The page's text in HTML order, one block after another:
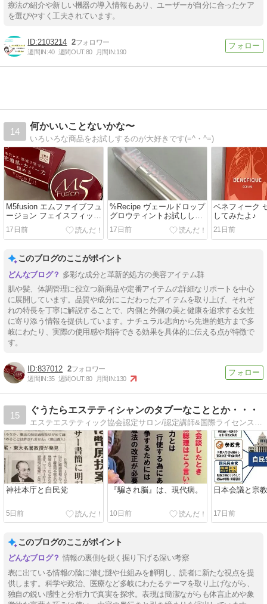
療法の紹介や新しい機器の導入情報もあり、ユーザーが自分に合ったケア
を選びやすく工夫されています。
2103214 2
週間IN:40 週間OUT:80 月間IN:190
14
何かいいことないかな〜
いろいろな商品をお試しするのが大好きです(=^・^=)
M5fusion エムファイブフュ
ージョン フェイスフィット
クッションおためししてみ
たよ♪
17日前
%Recipe ヴェールドロップ
グロウティントお試しして
みたよ♪
17日前
ベネフィーク
してみたよ♪
21日前
このブログのここがポイント
多彩な成分と革新的処方の美容アイテム群
肌や髪、体調管理に役立つ新商品や定番アイテムの詳細なリポートを中心
に展開しています。品質や成分にこだわったアイテムを取り上げ、それぞ
れの特長を丁寧に解説することで、内側と外側の美と健康を追求する女性
に寄り添う情報を提供しています。ナチュラル志向から先進的処方まで多
岐にわたり、実際の使用感や期待できる効果を具体的に伝える点が特徴で
す。
837012 2
週間IN:35 週間OUT:80 月間IN:130
15
ぐうたらエステティシャンのタブーなこととか・・・
神社本庁と自民党
5日前
『騙され脳』は、現代病。
10日前
日本会議と宗
17日前
このブログのここがポイント
情報の裏側を鋭く掘り下げる深い考察
表に出ている情報の陰に潜む謎や仕組みを解明し、読者に新たな視点を提
供します。科学や政治、医療など多岐にわたるテーマを取り上げながら、
独自の鋭い感性と分析力で真実を探求。表現は簡潔ながらも体言止めや象